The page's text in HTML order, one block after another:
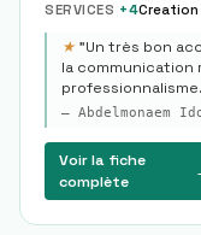
SERVICES +4
★ "Un très bon
la communication
— Abdelmonaem
Voir la fiche
complète